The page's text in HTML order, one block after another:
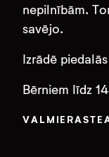
nepilnībām.
savējo.
Izrādē
Bērniem līdz